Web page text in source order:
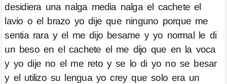
desidiera una nalga media nalga el cachete el
lavio o el brazo yo dije que ninguno porque me
sentia rara y el me dijo besame y yo normal le di
un beso en el cachete el me dijo que en la voca
y yo dije no el me reto y se lo di yo no se besar
y el utilizo su lengua yo crey que solo era un